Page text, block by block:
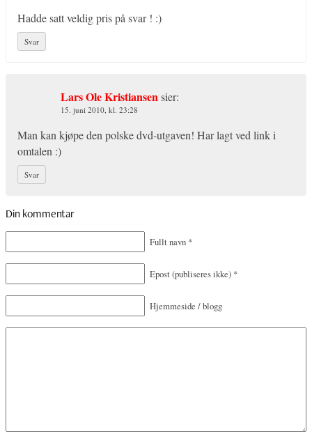
Hadde satt veldig pris på svar ! :)
Svar
Lars Ole Kristiansensier:
15. juni 2010, kl. 23:28
Man kan kjøpe den polske dvd-utgaven! Har lagt ved link i
omtalen :)
Svar
Din kommentar
Fullt navn *
Epost(publiseres ikke) *
Hjemmeside / blogg